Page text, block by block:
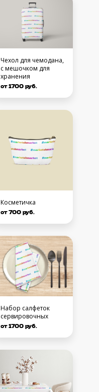
Чехол для чемодана,
с мешочком для
хранения
от 1700 руб.
Косметичка
от 700 руб.
Набор салфеток
сервировочных
от 1700 руб.